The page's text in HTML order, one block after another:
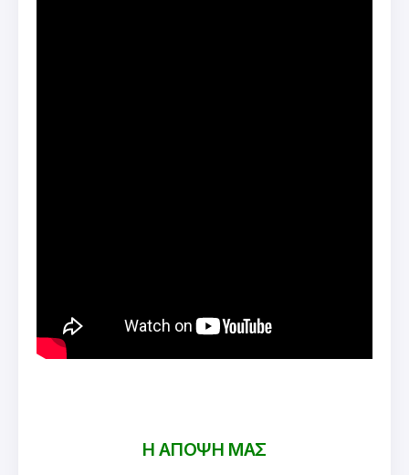
Η ΑΠΟΨΗ ΜΑΣ